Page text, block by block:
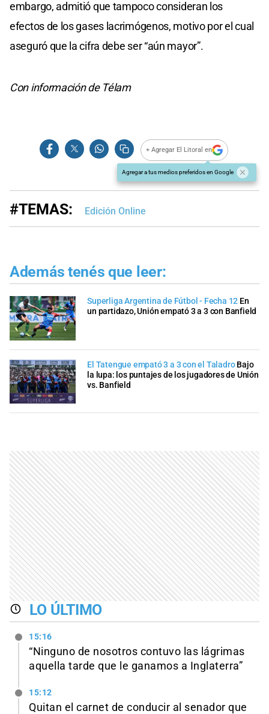
embargo, admitió que tampoco consideran los
efectos de los gases lacrimógenos, motivo por el cual
aseguró que la cifra debe ser “aún mayor”.
Con información de Télam
+ Agregar El Litoral en
Agregar a tus medios preferidos en Google
#TEMAS: Edición Online
Además tenés que leer:
Superliga Argentina de Fútbol - Fecha 12 En
un partidazo, Unión empató 3 a 3 con Banfield
El Tatengue empató 3 a 3 con el Taladro Bajo
la lupa: los puntajes de los jugadores de Unión
vs. Banfield
LO ÚLTIMO
15:16
“Ninguno de nosotros contuvo las lágrimas
aquella tarde que le ganamos a Inglaterra”
15:12
Quitan el carnet de conducir al senador que